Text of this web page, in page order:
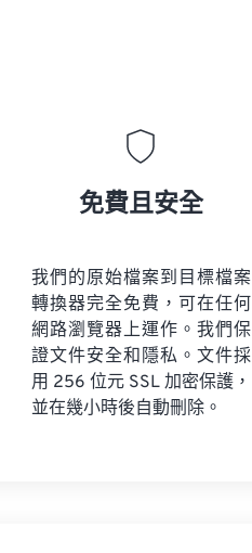
免費且安全
我們的原始檔案到目標檔案
轉換器完全免費，可在任何
網路瀏覽器上運作。我們保
證文件安全和隱私。文件採
用 256 位元 SSL 加密保護，
並在幾小時後自動刪除。